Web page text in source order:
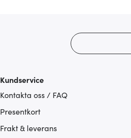
Kundservice
Kontakta oss / FAQ
Presentkort
Frakt & leverans